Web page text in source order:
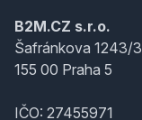
B2M.CZ s.r.o.
Šafránkova 1243/3
155 00 Praha 5
IČO: 27455971